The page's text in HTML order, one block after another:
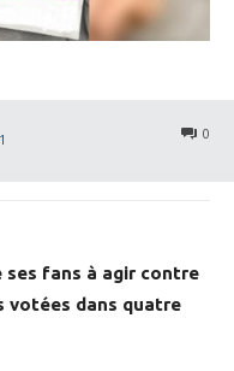
0
ses fans à agir contre
votées dans quatre